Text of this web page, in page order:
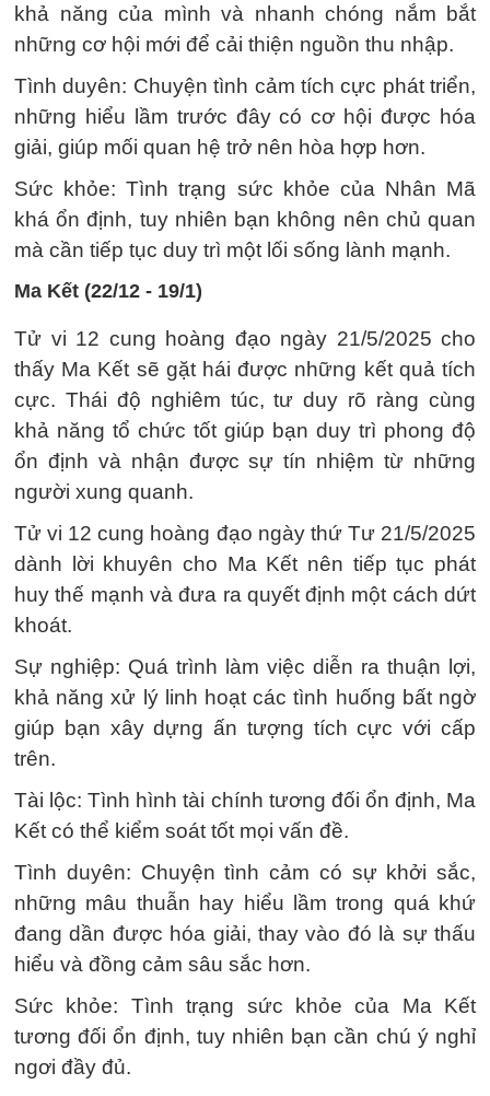
khả năng của mình và nhanh chóng nắm bắt
những cơ hội mới để cải thiện nguồn thu nhập.
Tình duyên: Chuyện tình cảm tích cực phát triển,
những hiểu lầm trước đây có cơ hội được hóa
giải, giúp mối quan hệ trở nên hòa hợp hơn.
Sức khỏe: Tình trạng sức khỏe của Nhân Mã
khá ổn định, tuy nhiên bạn không nên chủ quan
mà cần tiếp tục duy trì một lối sống lành mạnh.
Ma Kết (22/12 - 19/1)
Tử vi 12 cung hoàng đạo ngày 21/5/2025 cho
thấy Ma Kết sẽ gặt hái được những kết quả tích
cực. Thái độ nghiêm túc, tư duy rõ ràng cùng
khả năng tổ chức tốt giúp bạn duy trì phong độ
ổn định và nhận được sự tín nhiệm từ những
người xung quanh.
Tử vi 12 cung hoàng đạo ngày thứ Tư 21/5/2025
dành lời khuyên cho Ma Kết nên tiếp tục phát
huy thế mạnh và đưa ra quyết định một cách dứt
khoát.
Sự nghiệp: Quá trình làm việc diễn ra thuận lợi,
khả năng xử lý linh hoạt các tình huống bất ngờ
giúp bạn xây dựng ấn tượng tích cực với cấp
trên.
Tài lộc: Tình hình tài chính tương đối ổn định, Ma
Kết có thể kiểm soát tốt mọi vấn đề.
Tình duyên: Chuyện tình cảm có sự khởi sắc,
những mâu thuẫn hay hiểu lầm trong quá khứ
đang dần được hóa giải, thay vào đó là sự thấu
hiểu và đồng cảm sâu sắc hơn.
Sức khỏe: Tình trạng sức khỏe của Ma Kết
tương đối ổn định, tuy nhiên bạn cần chú ý nghỉ
ngơi đầy đủ.